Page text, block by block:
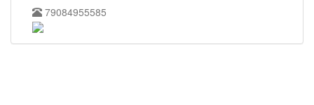
79084955585